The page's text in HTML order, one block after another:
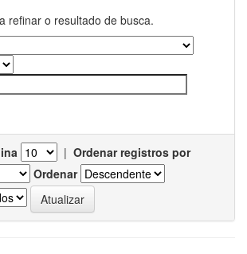
refinar o resultado de busca.
| Ordenar registros por
Ordenar